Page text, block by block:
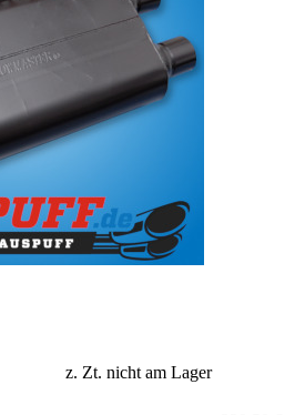
z. Zt. nicht am Lager